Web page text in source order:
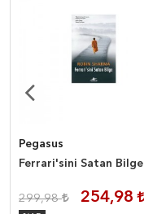
Pegasus
Ferrari'sini Satan Bilge
299,98 254,98